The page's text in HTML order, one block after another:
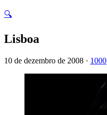
🔍
Lisboa
10 de dezembro de 2008 · 1000